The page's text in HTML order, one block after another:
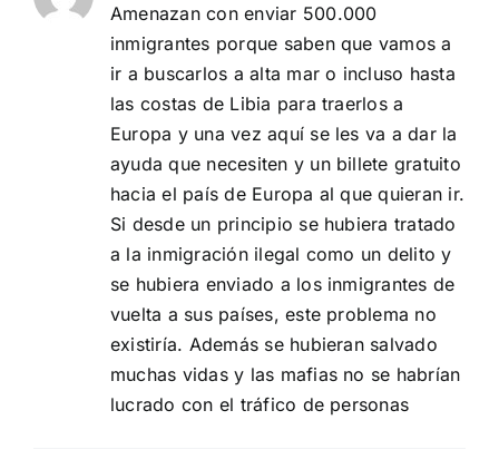
Amenazan con enviar 500.000
inmigrantes porque saben que vamos a
ir a buscarlos a alta mar o incluso hasta
las costas de Libia para traerlos a
Europa y una vez aquí se les va a dar la
ayuda que necesiten y un billete gratuito
hacia el país de Europa al que quieran ir.
Si desde un principio se hubiera tratado
a la inmigración ilegal como un delito y
se hubiera enviado a los inmigrantes de
vuelta a sus países, este problema no
existiría. Además se hubieran salvado
muchas vidas y las mafias no se habrían
lucrado con el tráfico de personas